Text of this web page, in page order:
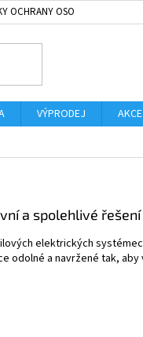
OCHRANY OSOBNÍCH ÚDAJŮ
VÝPRODEJ AKCE
a spolehlivé
elektrických
odolné a navržené tak,